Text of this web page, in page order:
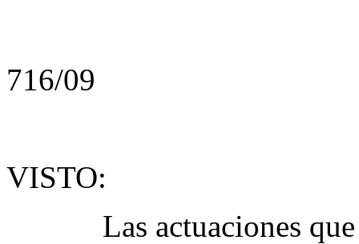
716/09
VISTO:
Las actuaciones que